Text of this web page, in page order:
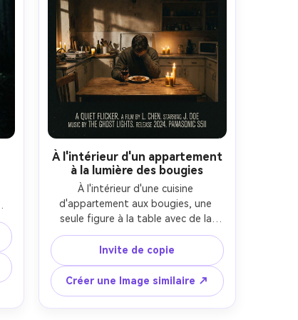
À l'intérieur d'un appartement
à la lumière des bougies
À l'intérieur d'une cuisine
d'appartement aux bougies, une
seule figure à la table avec de la
nourriture intacte, un éclairage
chaud et de longues ombres,
composition intime d'affiche
indépendante avec une grande zone
supérieure vide pour le titre,
Panasonic S5II 50mm f/1.8,
Invite de copie
Créer une Image similaire ↗